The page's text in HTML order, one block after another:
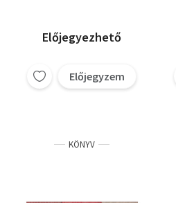
Előjegyezhető
Előjegyzem
KÖNYV